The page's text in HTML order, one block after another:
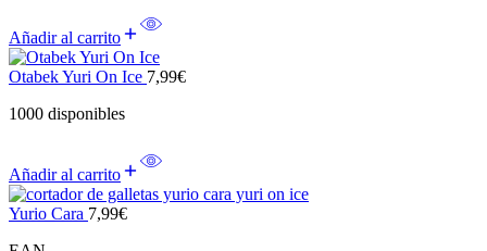
Añadir al carrito
Otabek Yuri On Ice 7,99€
1000 disponibles
Añadir al carrito
Yurio Cara 7,99€